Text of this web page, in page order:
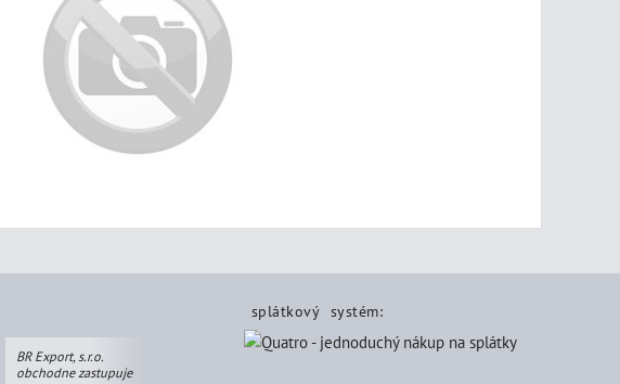
BR Export, s.r.o.
obchodne zastupuje
splátkový systém: